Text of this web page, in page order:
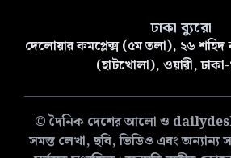
ঢাকা ব্যুরো
দেলোয়ার কমপ্লেক্স (৫ম তলা), ২৬
(হাটখোলা), ওয়ারী,
© দৈনিক দেশের আলো ও
সমস্ত লেখা, ছবি, ভিডিও এবং অন্যান্য